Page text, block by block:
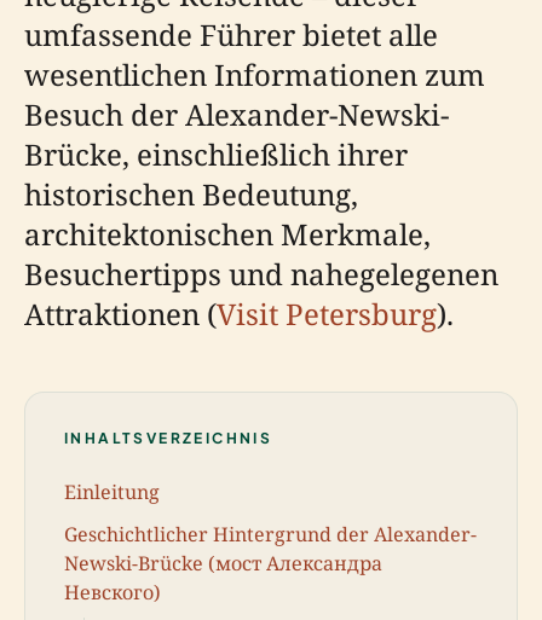
umfassende Führer bietet alle
wesentlichen Informationen zum
Besuch der Alexander-Newski-
Brücke, einschließlich ihrer
historischen Bedeutung,
architektonischen Merkmale,
Besuchertipps und nahegelegenen
Attraktionen (Visit Petersburg).
INHALTSVERZEICHNIS
Einleitung
Geschichtlicher Hintergrund der Alexander-
Newski-Brücke (мост Александра
Невского)